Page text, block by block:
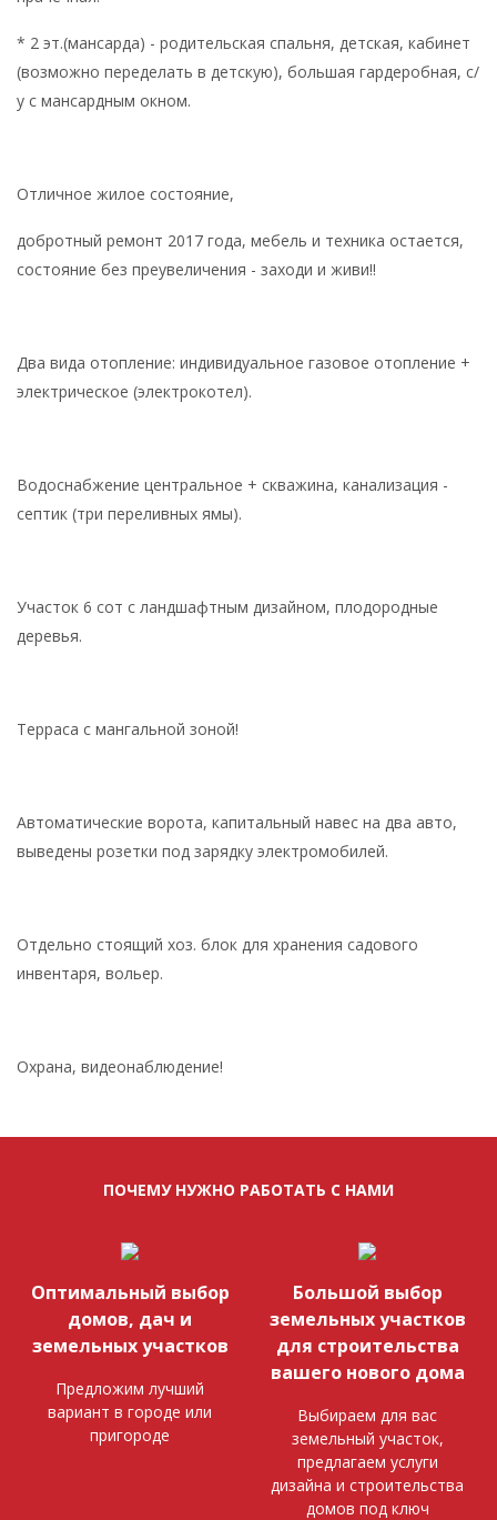
* 2 эт.(мансарда) - родительская спальня, детская, кабинет
(возможно переделать в детскую), большая гардеробная, с/
у с мансардным окном.
Отличное жилое состояние,
добротный ремонт 2017 года, мебель и техника остается,
состояние без преувеличения - заходи и живи!!
Два вида отопление: индивидуальное газовое отопление +
электрическое (электрокотел).
Водоснабжение центральное + скважина, канализация -
септик (три переливных ямы).
Участок 6 сот с ландшафтным дизайном, плодородные
деревья.
Терраса с мангальной зоной!
Автоматические ворота, капитальный навес на два авто,
выведены розетки под зарядку электромобилей.
Отдельно стоящий хоз. блок для хранения садового
инвентаря, вольер.
Охрана, видеонаблюдение!
ПОЧЕМУ НУЖНО РАБОТАТЬ С НАМИ
Оптимальный выбор
домов, дач и
земельных участков
Предложим лучший
вариант в городе или
пригороде
Большой выбор
земельных участков
для строительства
вашего нового дома
Выбираем для вас
земельный участок,
предлагаем услуги
дизайна и строительства
домов под ключ